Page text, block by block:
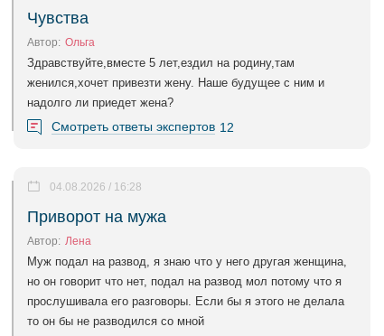
Чувства
Автор: Ольга
Здравствуйте,вместе 5 лет,ездил на родину,там
женился,хочет привезти жену. Наше будущее с ним и
надолго ли приедет жена?
Смотреть ответы экспертов 12
Приворот на мужа
04.08.2026 / 16:28
Автор: Лена
Муж подал на развод, я знаю что у него другая женщина,
но он говорит что нет, подал на развод мол потому что я
прослушивала его разговоры. Если бы я этого не делала
то он бы не разводился со мной